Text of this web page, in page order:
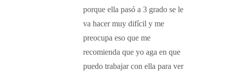
porque ella pasó a 3 grado se le
va hacer muy difícil y me
preocupa eso que me
recomienda que yo aga en que
puedo trabajar con ella para ver